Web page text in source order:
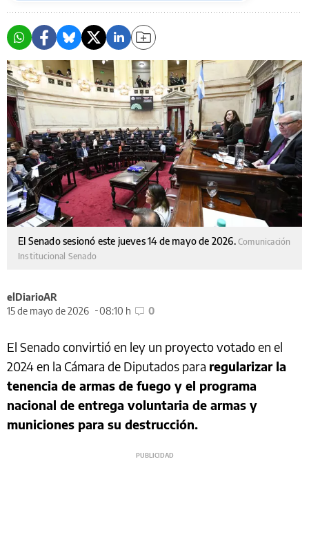
El Senado sesionó este jueves 14 de mayo de 2026. Comunicación
Institucional Senado
elDiarioAR
15 de mayo de 2026
08:10 h 0
El Senado convirtió en ley un proyecto votado en el
2024 en la Cámara de Diputados para regularizar la
tenencia de armas de fuego y el programa
nacional de entrega voluntaria de armas y
municiones para su destrucción.